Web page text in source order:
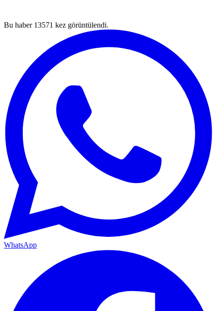
Bu haber 13571 kez görüntülendi.
WhatsApp